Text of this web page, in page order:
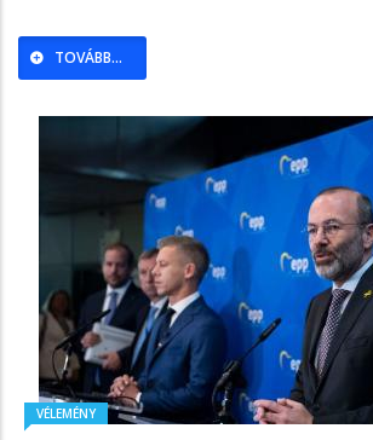
TOVÁBB...
VÉLEMÉNY